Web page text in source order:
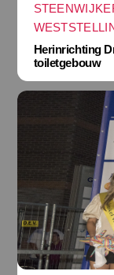
Herinrichting
toiletgebouw